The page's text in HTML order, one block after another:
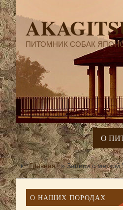
ПИТОМНИК СОБАК
О
Главная »Записи с меткой
О НАШИХ ПОРОДАХ